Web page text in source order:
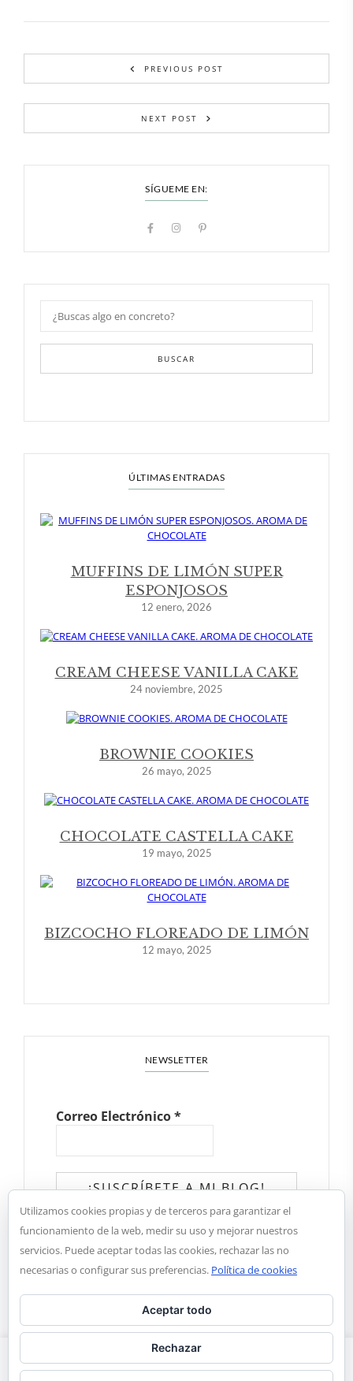
PREVIOUS POST
NEXT POST
SÍGUEME EN:
BUSCAR
ÚLTIMAS ENTRADAS
MUFFINS DE LIMÓN SUPER
ESPONJOSOS
12 enero, 2026
CREAM CHEESE VANILLA CAKE
24 noviembre, 2025
BROWNIE COOKIES
26 mayo, 2025
CHOCOLATE CASTELLA CAKE
19 mayo, 2025
BIZCOCHO FLOREADO DE LIMÓN
12 mayo, 2025
NEWSLETTER
Correo Electrónico*
✓ He leído y acepto la política de
privacidad
Copyright © 2018. Aroma de chocolate |Notal legal y
Estamos utilizando cookies para brindarle la mejor experiencia en
nuestra web. Puede obtener más información sobre las cookies
Utilizamos cookies propias y de terceros para garantizar el
funcionamiento de la web, medir su uso y mejorar nuestros
servicios. Puede aceptar todas las cookies, rechazar las no
necesarias o configurar sus preferencias. Política de cookies
Aceptar todo
Rechazar